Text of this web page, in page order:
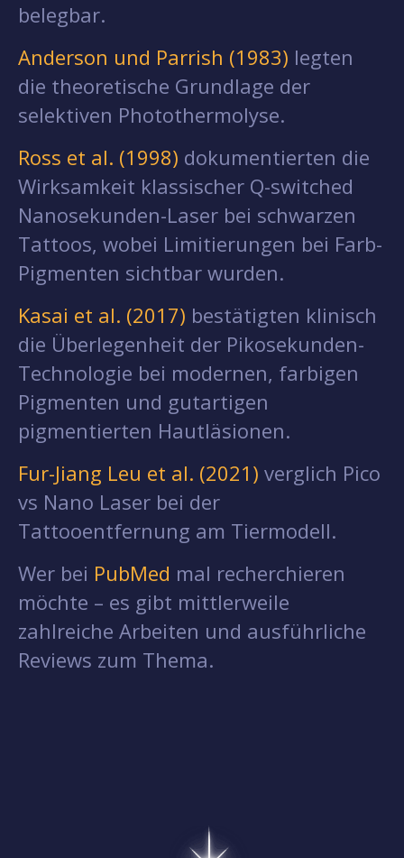
belegbar.
Anderson und Parrish (1983) legten
die theoretische Grundlage der
selektiven Photothermolyse.
Ross et al. (1998) dokumentierten die
Wirksamkeit klassischer Q-switched
Nanosekunden-Laser bei schwarzen
Tattoos, wobei Limitierungen bei Farb-
Pigmenten sichtbar wurden.
Kasai et al. (2017) bestätigten klinisch
die Überlegenheit der Pikosekunden-
Technologie bei modernen, farbigen
Pigmenten und gutartigen
pigmentierten Hautläsionen.
Fur-Jiang Leu et al. (2021) verglich Pico
vs Nano Laser bei der
Tattooentfernung am Tiermodell.
Wer bei PubMed mal recherchieren
möchte – es gibt mittlerweile
zahlreiche Arbeiten und ausführliche
Reviews zum Thema.